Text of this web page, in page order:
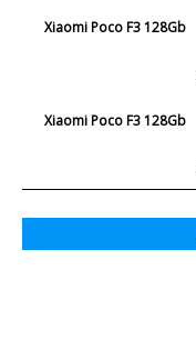
Xiaomi Poco F3 128Gb
Xiaomi Poco F3 128Gb